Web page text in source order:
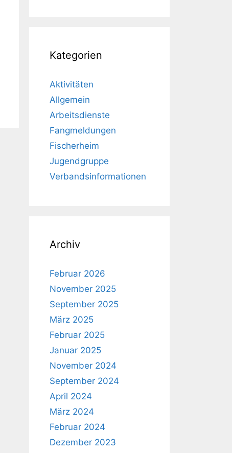
Kategorien
Aktivitäten
Allgemein
Arbeitsdienste
Fangmeldungen
Fischerheim
Jugendgruppe
Verbandsinformationen
Archiv
Februar 2026
November 2025
September 2025
März 2025
Februar 2025
Januar 2025
November 2024
September 2024
April 2024
März 2024
Februar 2024
Dezember 2023